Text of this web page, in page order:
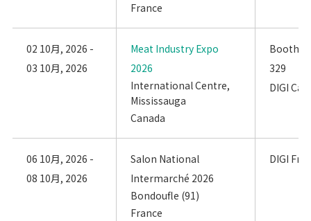
France
02 10月, 2026 -
03 10月, 2026
Meat Industry Expo
2026
International Centre,
Mississauga
Canada
Booth:
329
DIGI
06 10月, 2026 -
08 10月, 2026
Salon National
Intermarché 2026
Bondoufle (91)
France
DIGI